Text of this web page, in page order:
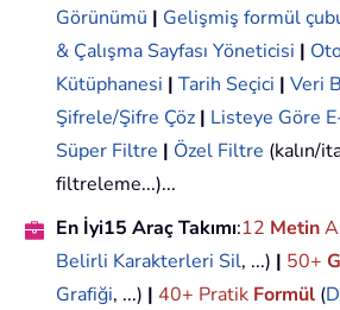
Görünümü | Gelişmiş formül
& Çalışma Sayfası Yöneticisi |
Kütüphanesi | Tarih Seçici | Veri
Şifrele/Şifre Çöz | Listeye Göre
Süper Filtre | Özel Filtre (kalın/
filtreleme...)...
En İyi15 Araç Takımı:12 Metin
Belirli Karakterleri Sil, ...) | 50+
Grafiği, ...) | 40+ Pratik Formül (